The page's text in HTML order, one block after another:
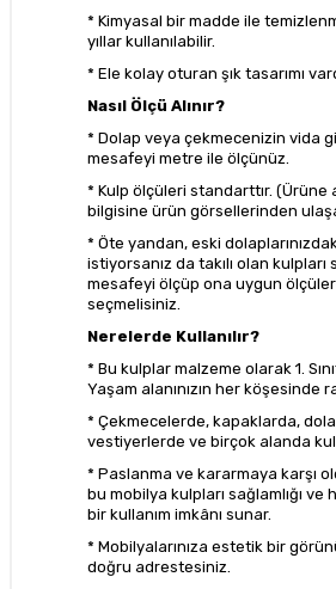
* Kimyasal bir madde ile
yıllar kullanılabilir.
* Ele kolay oturan şık tasarımı
Nasıl Ölçü Alınır?
* Dolap veya çekmecenizin vida
mesafeyi metre ile ölçünüz.
* Kulp ölçüleri standarttır. (Ürüne
bilgisine ürün görsellerinden
* Öte yandan, eski
istiyorsanız da takılı olan kulpları
mesafeyi ölçüp ona uygun
seçmelisiniz.
Nerelerde Kullanılır?
* Bu kulplar malzeme olarak 1.
Yaşam alanınızın her köşesinde
* Çekmecelerde, kapaklarda,
vestiyerlerde ve birçok alanda
* Paslanma ve kararmaya karşı
bu mobilya kulpları sağlamlığı ve
bir kullanım imkânı sunar.
* Mobilyalarınıza estetik bir
doğru adrestesiniz.